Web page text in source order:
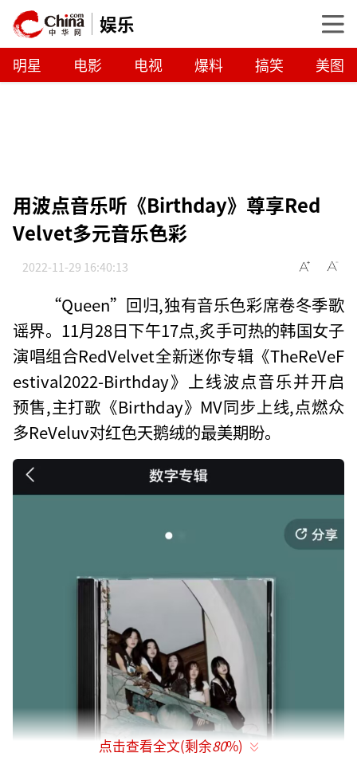
娱乐
明星 电影 电视 爆料 搞笑 美图
用波点音乐听《Birthday》尊享Red
Velvet多元音乐色彩
2022-11-29 16:40:13
“Queen”回归,独有音乐色彩席卷冬季歌
谣界。11月28日下午17点,炙手可热的韩国女子
演唱组合RedVelvet全新迷你专辑《TheReVeF
estival2022-Birthday》上线波点音乐并开启
预售,主打歌《Birthday》MV同步上线,点燃众
多ReVeluv对红色天鹅绒的最美期盼。
点击查看全文(剩余80%)